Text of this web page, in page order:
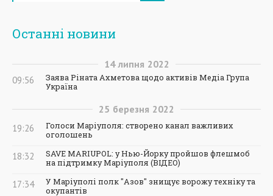
Останні новини
14 липня 2022
09:56
Заява Ріната Ахметова щодо активів Медіа Група
Україна
25 березня 2022
19:26
Голоси Маріуполя: створено канал важливих
оголошень
18:32
SAVE MARIUPOL: у Нью-Йорку пройшов флешмоб
на підтримку Маріуполя (ВІДЕО)
17:34
У Маріуполі полк "Азов" знищує ворожу техніку та
окупантів